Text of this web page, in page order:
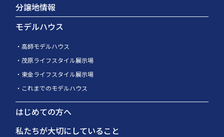
分譲地情報
モデルハウス
高師モデルハウス
茂原ライフスタイル展示場
東金ライフスタイル展示場
これまでのモデルハウス
はじめての方へ
私たちが大切にしていること